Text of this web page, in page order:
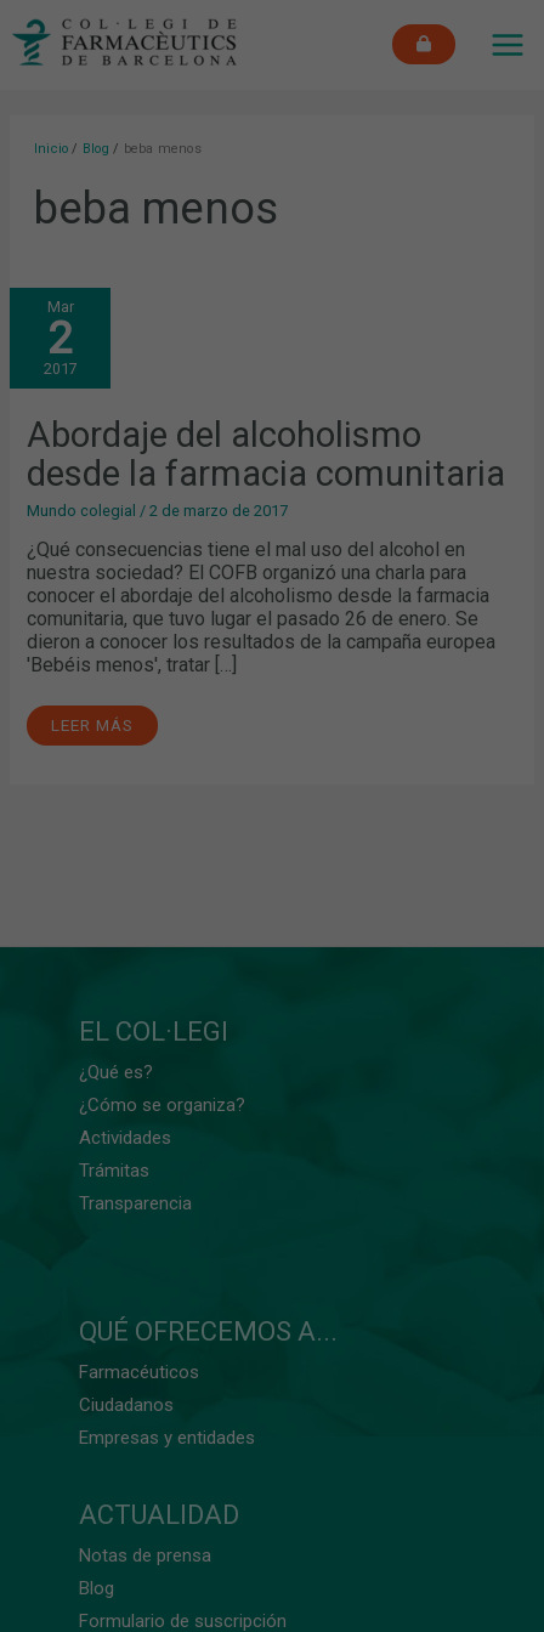
Inicio Blog beba menos
beba menos
Mar
2
2017
Abordaje del alcoholismo
desde la farmacia comunitaria
Mundo colegial /2 de marzo de 2017
¿Qué consecuencias tiene el mal uso del alcohol en
nuestra sociedad? El COFB organizó una charla para
conocer el abordaje del alcoholismo desde la farmacia
comunitaria, que tuvo lugar el pasado 26 de enero. Se
dieron a conocer los resultados de la campaña europea
'Bebéis menos', tratar […]
ABORDAJE
DEL
ALCOHOLISMO
DESDE
LA
FARMACIA
COMUNITARIA
LEER MÁS
EL COL·LEGI
¿Qué es?
¿Cómo se organiza?
Actividades
Trámitas
Transparencia
QUÉ OFRECEMOS A...
Farmacéuticos
Ciudadanos
Empresas y entidades
ACTUALIDAD
Notas de prensa
Blog
Formulario de suscripción